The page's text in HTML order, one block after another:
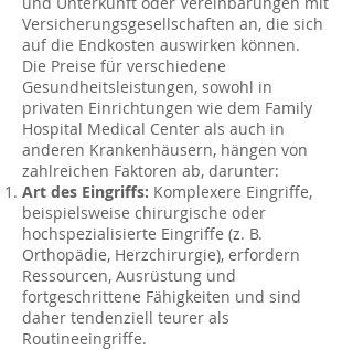
Versicherungsgesellschaften an, die sich
auf die Endkosten auswirken können.
Die Preise für verschiedene
Gesundheitsleistungen, sowohl in
privaten Einrichtungen wie dem Family
Hospital Medical Center als auch in
anderen Krankenhäusern, hängen von
zahlreichen Faktoren ab, darunter:
Art des Eingriffs: Komplexere Eingriffe,
beispielsweise chirurgische oder
hochspezialisierte Eingriffe (z. B.
Orthopädie, Herzchirurgie), erfordern
Ressourcen, Ausrüstung und
fortgeschrittene Fähigkeiten und sind
daher tendenziell teurer als
Routineeingriffe.